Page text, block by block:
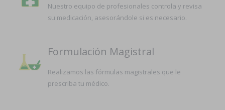
Nuestro equipo de profesionales controla y revisa
su medicación, asesorándole si es necesario.
Formulación Magistral
Realizamos las fórmulas magistrales que le
prescriba tu médico.